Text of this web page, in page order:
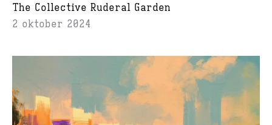
The Collective Ruderal Garden
2 oktober 2024